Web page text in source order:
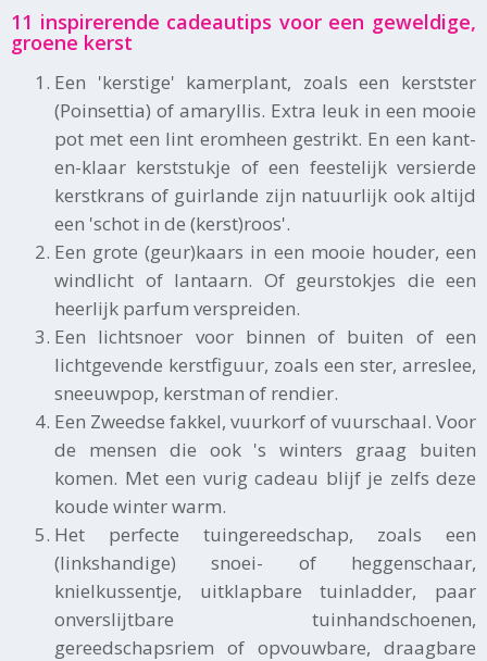
11 inspirerende cadeautips voor een geweldige,
groene kerst
Een 'kerstige' kamerplant, zoals een kerstster
(Poinsettia) of amaryllis. Extra leuk in een mooie
pot met een lint eromheen gestrikt. En een kant-
en-klaar kerststukje of een feestelijk versierde
kerstkrans of guirlande zijn natuurlijk ook altijd
een 'schot in de (kerst)roos'.
Een grote (geur)kaars in een mooie houder, een
windlicht of lantaarn. Of geurstokjes die een
heerlijk parfum verspreiden.
Een lichtsnoer voor binnen of buiten of een
lichtgevende kerstfiguur, zoals een ster, arreslee,
sneeuwpop, kerstman of rendier.
Een Zweedse fakkel, vuurkorf of vuurschaal. Voor
de mensen die ook 's winters graag buiten
komen. Met een vurig cadeau blijf je zelfs deze
koude winter warm.
Het perfecte tuingereedschap, zoals een
(linkshandige) snoei- of heggenschaar,
knielkussentje, uitklapbare tuinladder, paar
onverslijtbare tuinhandschoenen,
gereedschapsriem of opvouwbare, draagbare